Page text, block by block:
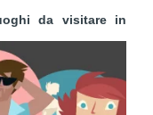
da visitare in